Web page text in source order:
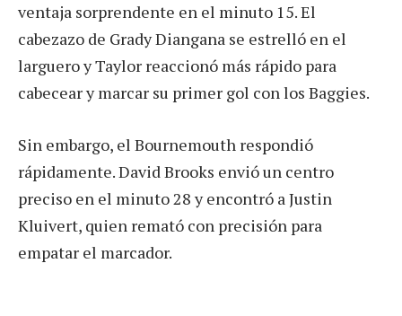
ventaja sorprendente en el minuto 15. El
cabezazo de Grady Diangana se estrelló en el
larguero y Taylor reaccionó más rápido para
cabecear y marcar su primer gol con los Baggies.
Sin embargo, el Bournemouth respondió
rápidamente. David Brooks envió un centro
preciso en el minuto 28 y encontró a Justin
Kluivert, quien remató con precisión para
empatar el marcador.